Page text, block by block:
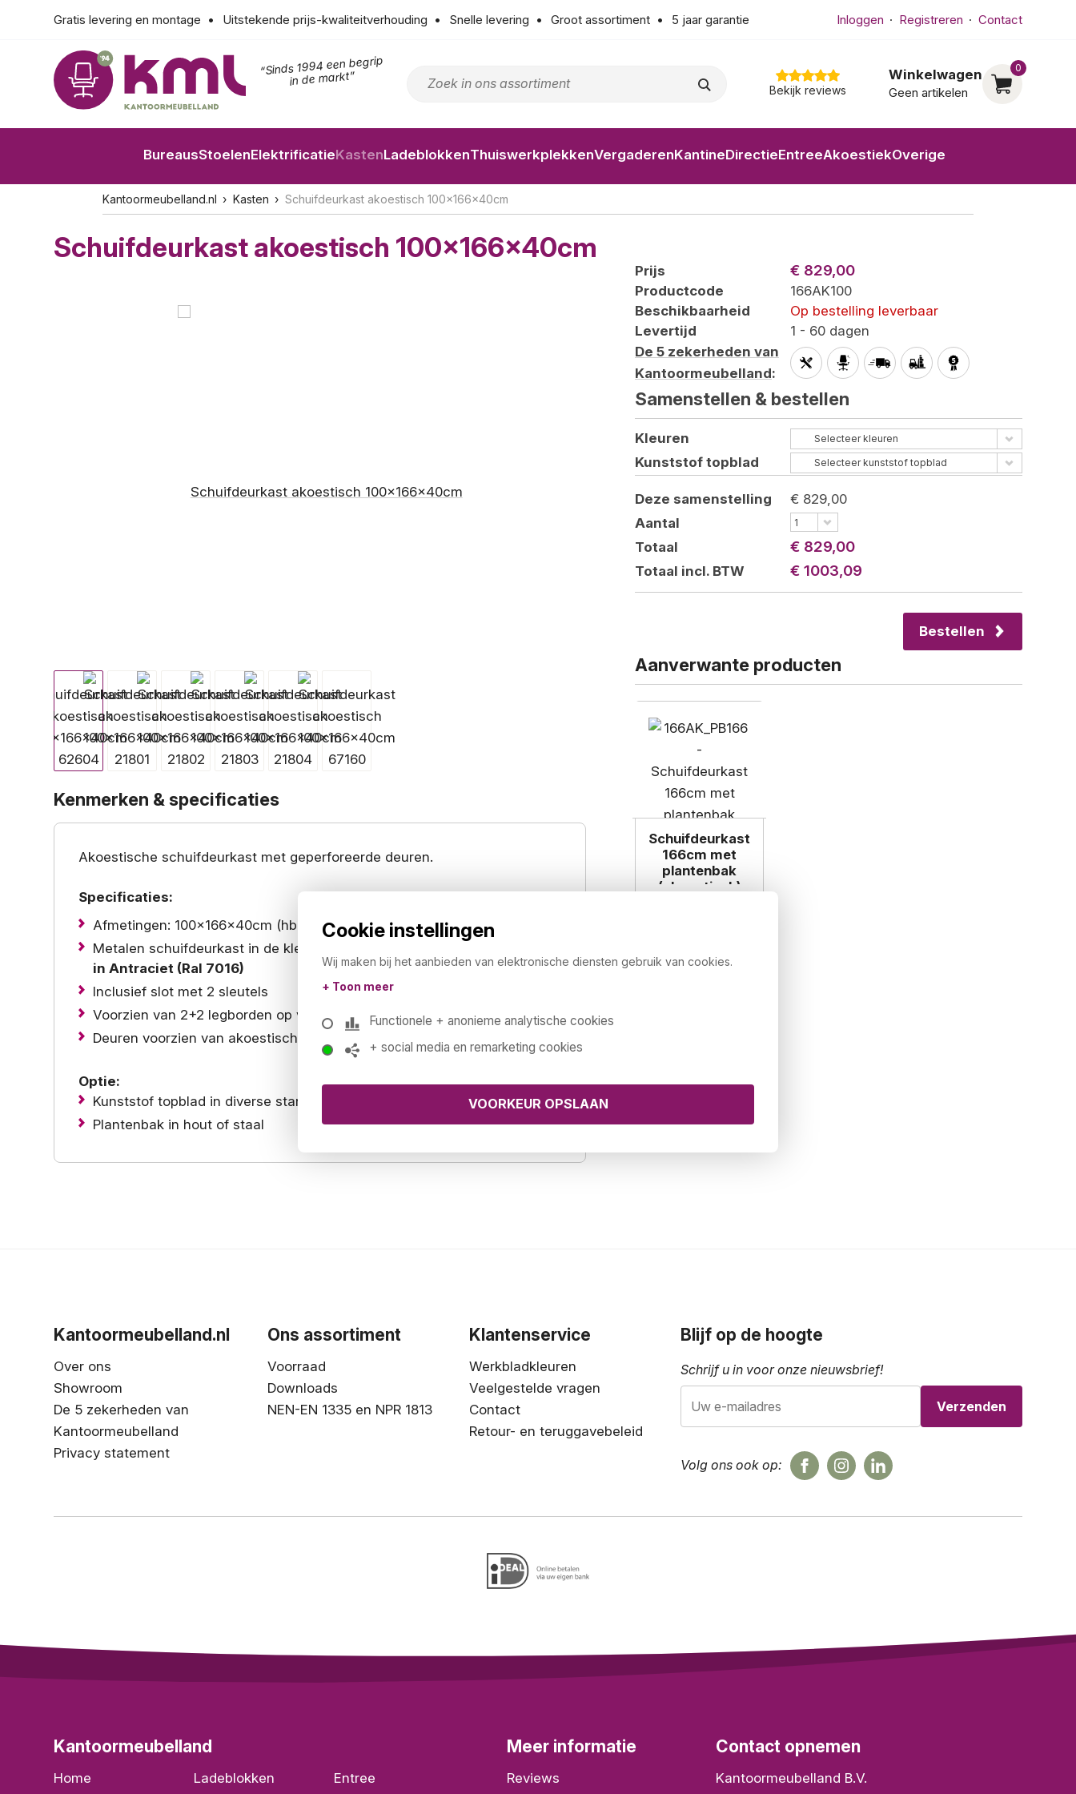
Gratis levering en montage Uitstekende prijs-kwaliteitverhouding Snelle levering Groot assortiment 5 jaar garantie Inloggen Registreren Contact
“Sinds 1994 een begrip
in de markt”
Bekijk reviews
Winkelwagen
Geen artikelen
0
BureausStoelenElektrificatieKastenLadeblokkenThuiswerkplekkenVergaderenKantineDirectieEntreeAkoestiekOverige
Kantoormeubelland.nl Kasten Schuifdeurkast akoestisch 100x166x40cm
Schuifdeurkast akoestisch 100x166x40cm
Kenmerken & specificaties
Akoestische schuifdeurkast met geperforeerde deuren.
Specificaties:
Afmetingen: 100x166x40cm (hbd)
Metalen schuifdeurkast in de kleur
inAntraciet (Ral 7016)
Inclusief slot met 2 sleutels
Voorzien van 2+2 legborden op vaste hoogte (2x rechts en 2x links)
Deuren voorzien van akoestische foam
Optie:
Kunststof topblad in diverse standaard kleuren
Plantenbak in hout of staal
Prijs € 829,00
Productcode
166AK100
Beschikbaarheid
Op bestelling leverbaar
Levertijd
1 - 60 dagen
De 5 zekerheden van
Kantoormeubelland:
Samenstellen & bestellen
Kleuren Selecteer kleuren
Kunststof topblad Selecteer kunststof topblad
Deze samenstelling
€ 829,00
Aantal
1
Totaal € 829,00
Totaal incl. BTW € 1003,09
Bestellen
Aanverwante producten
Schuifdeurkast
166cm met
plantenbak
(akoestisch)
Kantoormeubelland.nl
Over ons
Showroom
De 5 zekerheden van
Kantoormeubelland
Privacy statement
Ons assortiment
Voorraad
Downloads
NEN-EN 1335 en NPR 1813
Klantenservice
Werkbladkleuren
Veelgestelde vragen
Contact
Retour- en teruggavebeleid
Blijf op de hoogte
Schrijf u in voor onze nieuwsbrief!
Volg ons ook op:
Kantoormeubelland
Home
Ladeblokken
Entree
Meer informatie
Reviews
Contact opnemen
Kantoormeubelland B.V.
Cookie instellingen
Wij maken bij het aanbieden van elektronische diensten gebruik van cookies.
+ Toon meer
Functionele + anonieme analytische cookies
+ social media en remarketing cookies